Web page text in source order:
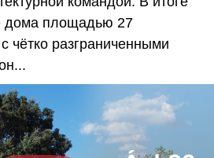
дома площадью 27
чётко разграниченными